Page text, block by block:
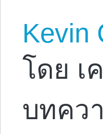
Kevin
โดย เ
บทคว